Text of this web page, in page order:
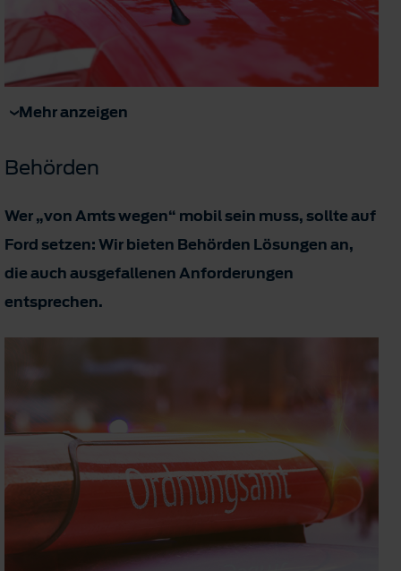
Mehr anzeigen
Behörden
Wer „von Amts wegen“ mobil sein muss, sollte auf
Ford setzen: Wir bieten Behörden Lösungen an,
die auch ausgefallenen Anforderungen
entsprechen.